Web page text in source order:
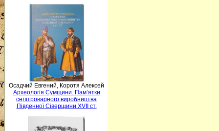
Осадчий Евгений, Коротя Алексей
Археологія Сумщини. Пам’ятки
селітроварного виробництва
Південної Сіверщини XVII ст.